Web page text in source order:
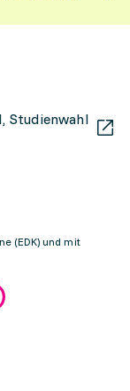
Studienwahl
(EDK) und mit